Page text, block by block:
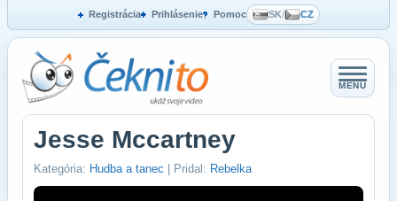
Registrácia Prihlásenie Pomoc SK/ CZ
MENU
Jesse Mccartney
Kategória: Hudba a tanec | Pridal: Rebelka